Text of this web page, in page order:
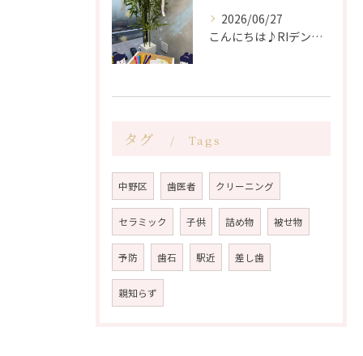
2026/06/27
こんにちは♪RIデンタルクリニック中野です🦷
タグ Tags
中野区 歯医者 クリーニング
セラミック 子供 詰め物 被せ物
予防 歯石 駅近 差し歯
親知らず